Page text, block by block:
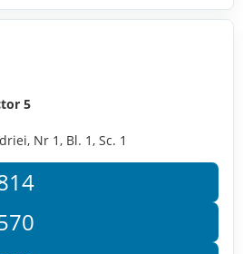
5
Nr 1, Bl. 1, Sc. 1